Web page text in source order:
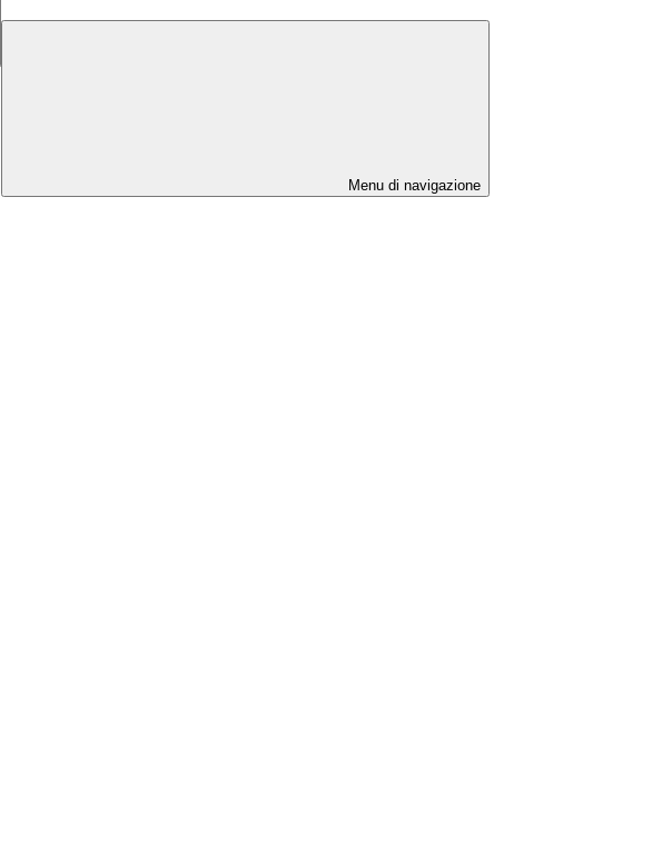
Menu di navigazione